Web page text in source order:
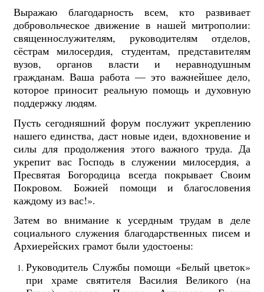
Выражаю благодарность всем, кто развивает
добровольческое движение в нашей митрополии:
священнослужителям, руководителям отделов,
сёстрам милосердия, студентам, представителям
вузов, органов власти и неравнодушным
гражданам. Ваша работа — это важнейшее дело,
которое приносит реальную помощь и духовную
поддержку людям.
Пусть сегодняшний форум послужит укреплению
нашего единства, даст новые идеи, вдохновение и
силы для продолжения этого важного труда. Да
укрепит вас Господь в служении милосердия, а
Пресвятая Богородица всегда покрывает Своим
Покровом. Божией помощи и благословения
каждому из вас!».
Затем во внимание к усердным трудам в деле
социального служения благодарственных писем и
Архиерейских грамот были удостоены:
Руководитель Службы помощи «Белый цветок»
при храме святителя Василия Великого (на